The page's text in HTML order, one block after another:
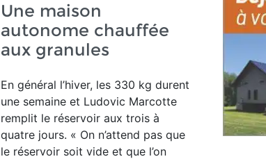
Une maison
autonome chauffée
aux granules
En général l’hiver, les 330 kg durent
une semaine et Ludovic Marcotte
remplit le réservoir aux trois à
quatre jours. « On n’attend pas que
le réservoir soit vide et que l’on